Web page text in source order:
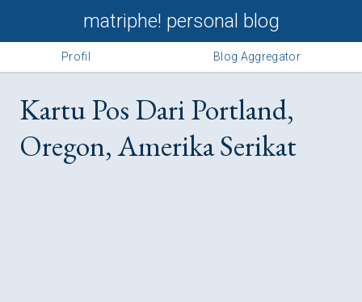
matriphe! personal blog
Profil Blog Aggregator
Kartu Pos Dari Portland,
Oregon, Amerika Serikat